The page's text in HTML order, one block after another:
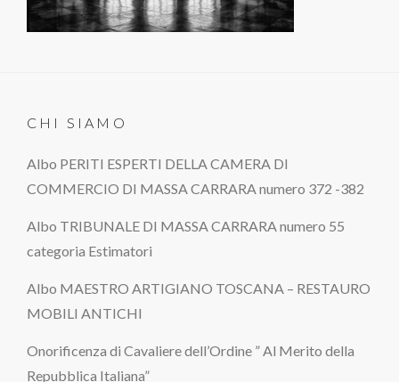
CHI SIAMO
Albo PERITI ESPERTI DELLA CAMERA DI
COMMERCIO DI MASSA CARRARA numero 372 -382
Albo TRIBUNALE DI MASSA CARRARA numero 55
categoria Estimatori
Albo MAESTRO ARTIGIANO TOSCANA – RESTAURO
MOBILI ANTICHI
Onorificenza di Cavaliere dell’Ordine ” Al Merito della
Repubblica Italiana”